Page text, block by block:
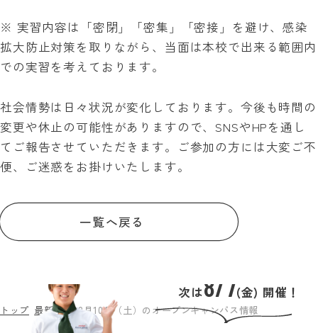
※ 実習内容は「密閉」「密集」「密接」を避け、感染
拡大防止対策を取りながら、当面は本校で出来る範囲内
での実習を考えております。
社会情勢は日々状況が変化しております。今後も時間の
変更や休止の可能性がありますので、SNSやHPを通し
てご報告させていただきます。ご参加の方には大変ご不
便、ご迷惑をお掛けいたします。
一覧へ戻る
トップ 最新情報 2月10日（土）のオープンキャンパス情報
次は8/7(金) 開催！